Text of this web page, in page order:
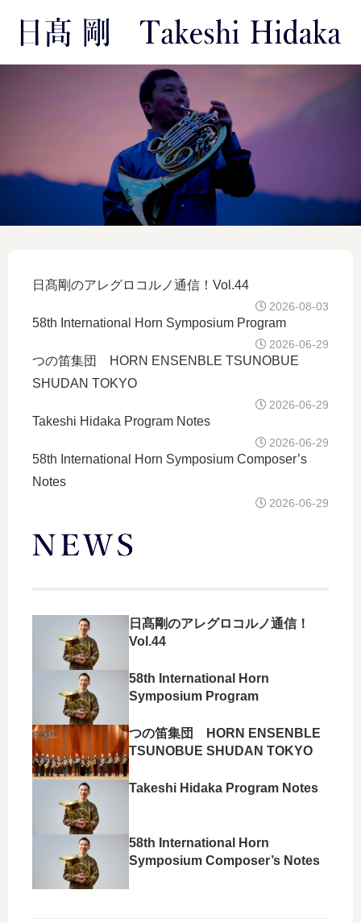
日髙剛のアレグロコルノ通信！Vol.44
2026-08-03
58th International Horn Symposium Program
2026-06-29
つの笛集団 HORN ENSENBLE TSUNOBUE
SHUDAN TOKYO
2026-06-29
Takeshi Hidaka Program Notes
2026-06-29
58th International Horn Symposium Composer’s
Notes
2026-06-29
日髙剛のアレグロコルノ通信！
Vol.44
58th International Horn
Symposium Program
つの笛集団 HORN ENSENBLE
TSUNOBUE SHUDAN TOKYO
Takeshi Hidaka Program Notes
58th International Horn
Symposium Composer’s Notes